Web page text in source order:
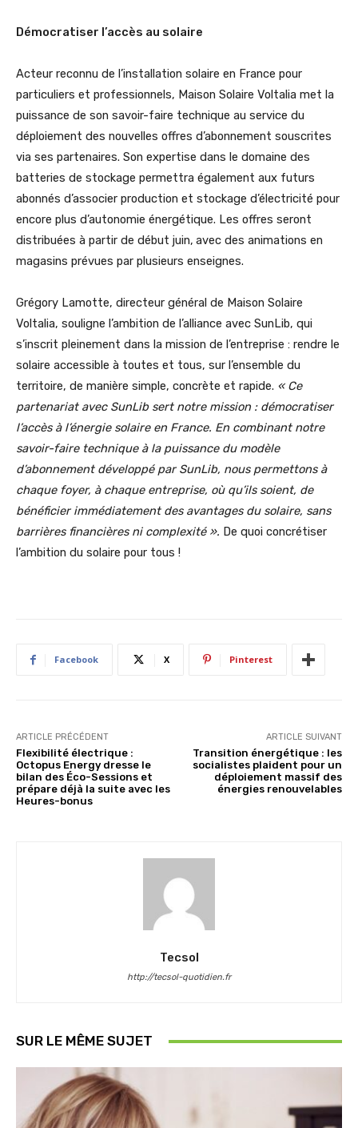
Démocratiser l’accès au solaire
Acteur reconnu de l’installation solaire en France pour
particuliers et professionnels, Maison Solaire Voltalia met la
puissance de son savoir-faire technique au service du
déploiement des nouvelles offres d’abonnement souscrites
via ses partenaires. Son expertise dans le domaine des
batteries de stockage permettra également aux futurs
abonnés d’associer production et stockage d’électricité pour
encore plus d’autonomie énergétique. Les offres seront
distribuées à partir de début juin, avec des animations en
magasins prévues par plusieurs enseignes.
Grégory Lamotte, directeur général de Maison Solaire
Voltalia, souligne l’ambition de l’alliance avec SunLib, qui
s’inscrit pleinement dans la mission de l’entreprise : rendre le
solaire accessible à toutes et tous, sur l’ensemble du
territoire, de manière simple, concrète et rapide. « Ce
partenariat avec SunLib sert notre mission : démocratiser
l’accès à l’énergie solaire en France. En combinant notre
savoir-faire technique à la puissance du modèle
d’abonnement développé par SunLib, nous permettons à
chaque foyer, à chaque entreprise, où qu’ils soient, de
bénéficier immédiatement des avantages du solaire, sans
barrières financières ni complexité ». De quoi concrétiser
l’ambition du solaire pour tous !
Facebook X Pinterest
ARTICLE PRÉCÉDENT
Flexibilité électrique :
Octopus Energy dresse le
bilan des Éco-Sessions et
prépare déjà la suite avec les
Heures-bonus
ARTICLE SUIVANT
Transition énergétique : les
socialistes plaident pour un
déploiement massif des
énergies renouvelables
Tecsol
http://tecsol-quotidien.fr
SUR LE MÊME SUJET